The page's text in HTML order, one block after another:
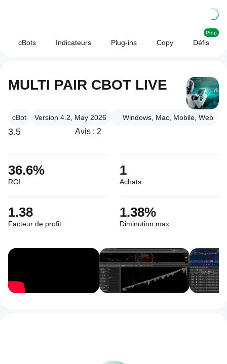
cBots Indicateurs Plug-ins Copy Défis
Prop
MULTI PAIR CBOT LIVE
cBot Version 4.2, May 2026 Windows, Mac, Mobile, Web
3.5 Avis : 2
36.6%
ROI
1
Achats
1.38
Facteur de profit
1.38%
Diminution max.